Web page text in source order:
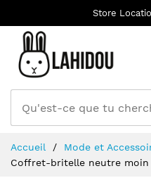
Store
au
contenu
Accueil
Mode et
Coffret-britelle neutre moin